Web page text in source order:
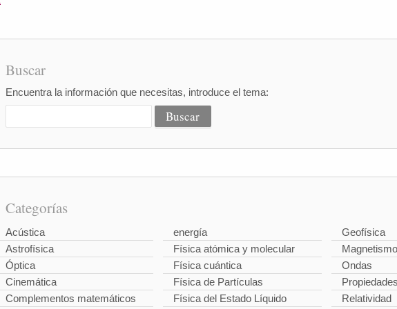
Buscar
Encuentra la información que necesitas, introduce el tema:
Categorías
Acústica
Astrofísica
Óptica
Cinemática
Complementos matemáticos
energía
Física atómica y molecular
Física cuántica
Física de Partículas
Física del Estado Líquido
Geofísica
Magnetismo
Ondas
Relatividad